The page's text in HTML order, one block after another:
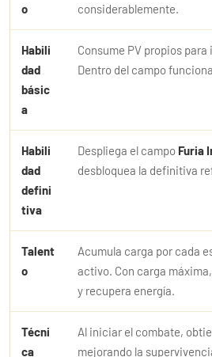
o
considerablemente.
Habili
dad
básic
a
Consume PV propios
Dentro del campo
Habili
dad
defini
tiva
Despliega el campo Furia
desbloquea la definitiva
Talent
o
Acumula carga por cada
activo. Con carga
y recupera energía.
Técni
ca
Al iniciar el combate,
mejorando la